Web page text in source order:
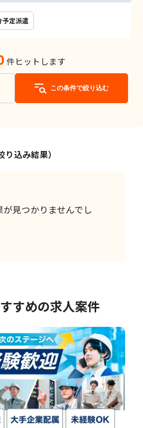
予定派遣
件ヒットします
この条件で絞り込む
込み結果）
が見つかりませんでし
すめの求人案件